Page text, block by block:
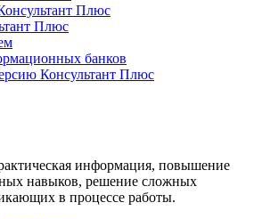
Плюс
Плюс
банков
Консультант Плюс
информация, повышение
навыков, решение сложных
в процессе работы.